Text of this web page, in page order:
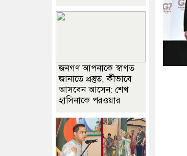
জনগণ আপনাকে স্বাগত
জানাতে প্রস্তুত, কীভাবে
আসবেন আসেন: শেখ
হাসিনাকে পরওয়ার